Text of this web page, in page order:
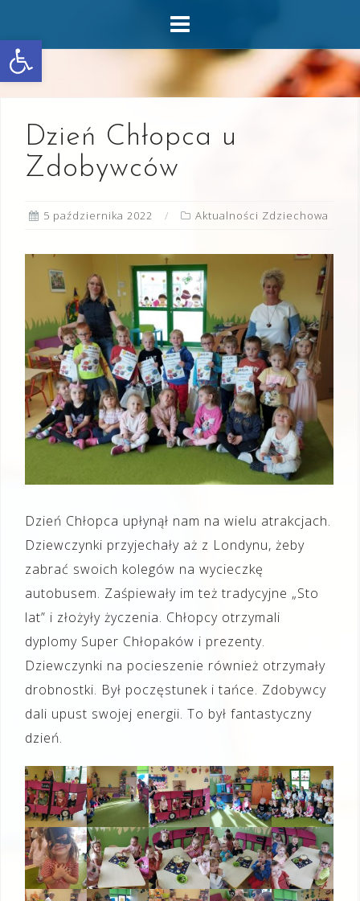
Otwórz pasek narzędzi
content
Dzień Chłopca u
Zdobywców
5 października 2022 Aktualności Zdziechowa
Dzień Chłopca upłynął nam na wielu atrakcjach.
Dziewczynki przyjechały aż z Londynu, żeby
zabrać swoich kolegów na wycieczkę
autobusem. Zaśpiewały im też tradycyjne „Sto
lat” i złożyły życzenia. Chłopcy otrzymali
dyplomy Super Chłopaków i prezenty.
Dziewczynki na pocieszenie również otrzymały
drobnostki. Był poczęstunek i tańce. Zdobywcy
dali upust swojej energii. To był fantastyczny
dzień.